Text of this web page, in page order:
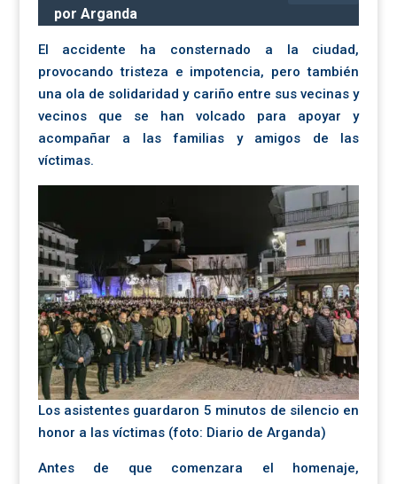
por Arganda
El accidente ha consternado a la ciudad,
provocando tristeza e impotencia, pero también
una ola de solidaridad y cariño entre sus vecinas y
vecinos que se han volcado para apoyar y
acompañar a las familias y amigos de las
víctimas.
Los asistentes guardaron 5 minutos de silencio en
honor a las víctimas (foto: Diario de Arganda)
Antes de que comenzara el homenaje,